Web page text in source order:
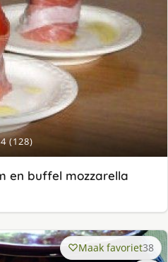
(128)
en buffel mozzarella
Maak favoriet38